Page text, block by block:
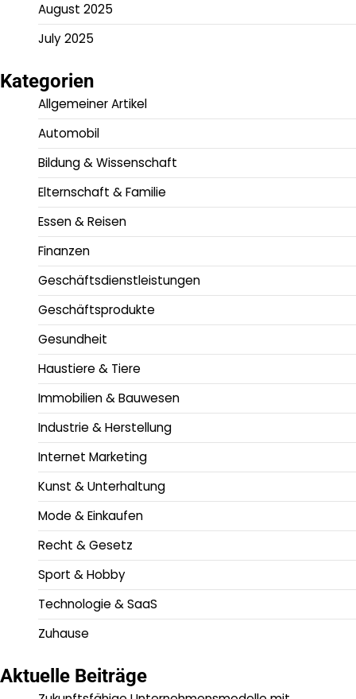
August 2025
July 2025
Kategorien
Allgemeiner Artikel
Automobil
Bildung & Wissenschaft
Elternschaft & Familie
Essen & Reisen
Finanzen
Geschäftsdienstleistungen
Geschäftsprodukte
Gesundheit
Haustiere & Tiere
Immobilien & Bauwesen
Industrie & Herstellung
Internet Marketing
Kunst & Unterhaltung
Mode & Einkaufen
Recht & Gesetz
Sport & Hobby
Technologie & SaaS
Zuhause
Aktuelle Beiträge